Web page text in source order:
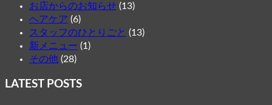
お店からのお知らせ (13)
ヘアケア (6)
スタッフのひとりごと (13)
新メニュー (1)
その他 (28)
LATEST POSTS